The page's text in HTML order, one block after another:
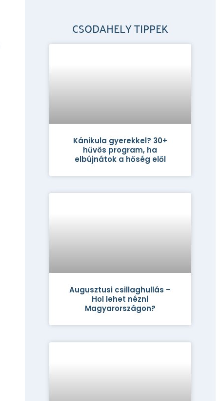
CSODAHELY TIPPEK
Kánikula gyerekkel? 30+
hűvös program, ha
elbújnátok a hőség elől
Augusztusi csillaghullás –
Hol lehet nézni
Magyarországon?